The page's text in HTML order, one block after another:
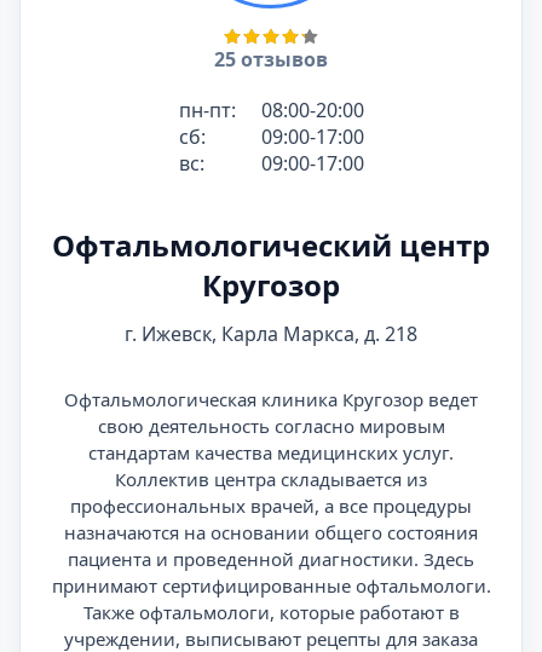
25 отзывов
пн-пт:
08:00-20:00
сб:
09:00-17:00
вс:
09:00-17:00
Офтальмологический центр
Кругозор
г. Ижевск, Карла Маркса, д. 218
Офтальмологическая клиника Кругозор ведет
свою деятельность согласно мировым
стандартам качества медицинских услуг.
Коллектив центра складывается из
профессиональных врачей, а все процедуры
назначаются на основании общего состояния
пациента и проведенной диагностики. Здесь
принимают сертифицированные офтальмологи.
Также офтальмологи, которые работают в
учреждении, выписывают рецепты для заказа